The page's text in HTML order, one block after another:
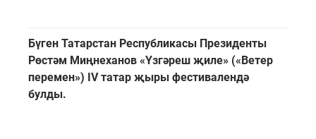
Бүген Татарстан Республикасы Президенты
Рөстәм Миңнеханов «Үзгәреш җиле» («Ветер
перемен») IV татар җыры фестивалендә
булды.